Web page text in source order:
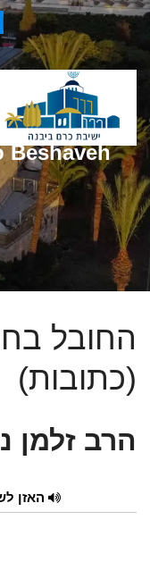
Beshaveh
החובל
(כתובות)
הרב זלמן
האזן